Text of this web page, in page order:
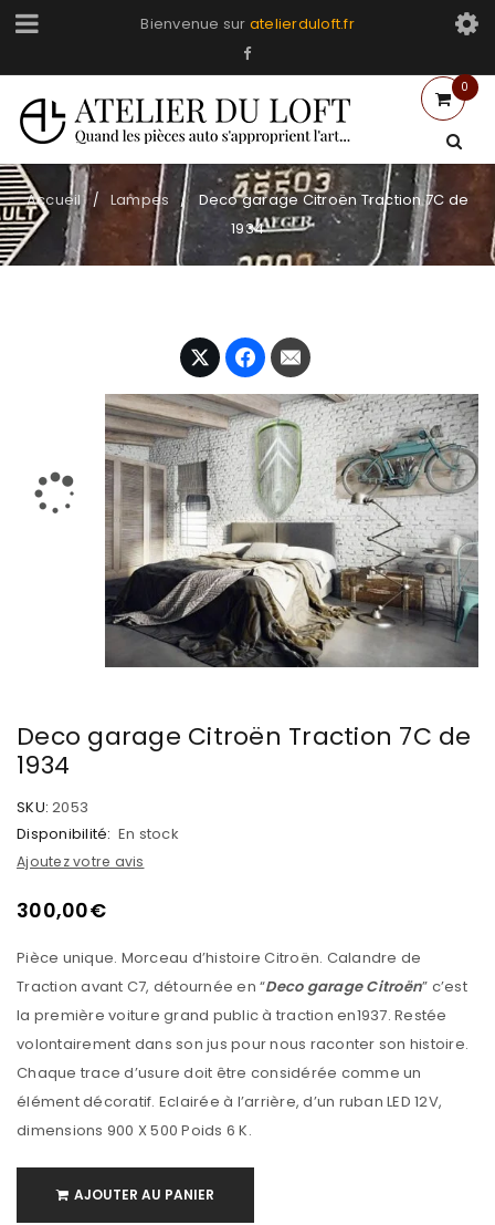
Bienvenue sur atelierduloft.fr
0
Accueil / Lampes /
Deco garage Citroën Traction 7C de
1934
Deco garage Citroën Traction 7C de
1934
SKU: 2053
Disponibilité: En stock
Ajoutez votre avis
300,00€
Pièce unique. Morceau d’histoire Citroën. Calandre de
Traction avant C7, détournée en “Deco garage Citroën” c’est
la première voiture grand public à traction en1937. Restée
volontairement dans son jus pour nous raconter son histoire.
Chaque trace d’usure doit être considérée comme un
élément décoratif. Eclairée à l’arrière, d’un ruban LED 12V,
dimensions 900 X 500 Poids 6 K.
AJOUTER AU PANIER